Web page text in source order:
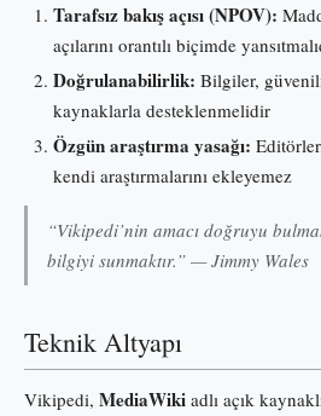
Tarafsız bakış açısı (NPOV):
açılarını orantılı biçimde
Doğrulanabilirlik: Bilgiler,
kaynaklarla desteklenmelidir
Özgün araştırma yasağı:
kendi araştırmalarını ekleyemez
“Vikipedi’nin amacı doğruyu
bilgiyi sunmaktır.” — Jimmy Wales
Teknik Altyapı
Vikipedi, MediaWiki adlı açık